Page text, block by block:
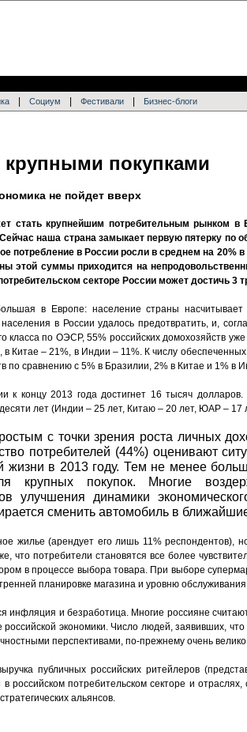
Социум Фестивали Бизнес-блоги
крупными покупками
не пойдет вверх
стать крупнейшим потребительным рынком
наша страна замыкает первую пятерку по
потребление в России росли в среднем на 20% в
этой суммы приходится на
секторе России может достичь 3
в Европе: население страны
в России удалось предотвратить, и,
класса по ОЭСР, 55% российских домохозяйств
в Китае – 21%, в Индии – 11%. К числу
по сравнению с 5% в Бразилии, 2% в Китае и 1% в
к концу 2013 года достигнет 16 тысяч долларов.
лет (Индии – 25 лет, Китаю – 20 лет, ЮАР – 17
с точки зрения роста личных
потребителей (44%) оценивают
жизни в 2013 году. Тем не менее
крупных покупок. Многие
улучшения динамики
сменить автомобиль в
жилье (арендует его лишь 11% респондентов),
что потребители становятся все более
в процессе выбора товара. При выборе
планировке магазина и уровню
и безработица. Многие россияне
экономики. Число людей, заявивших,
перспективами, по-прежнему очень
публичных российских ритейлеров
потребительском секторе и отраслях,
альянсов.